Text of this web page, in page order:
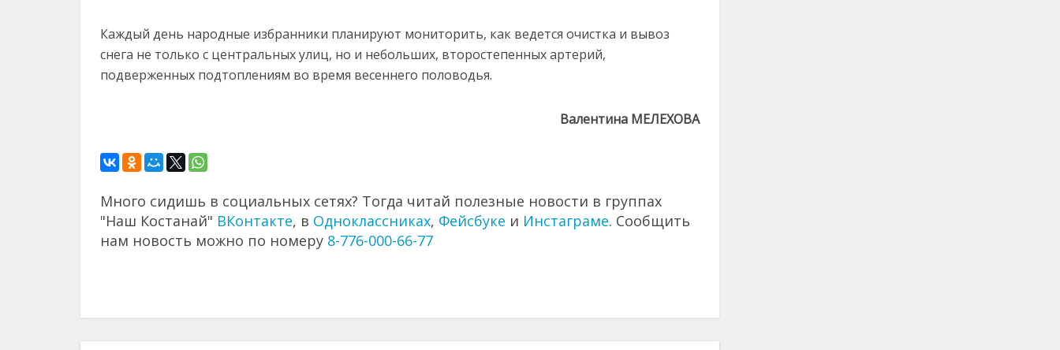
Каждый день народные избранники планируют мониторить, как ведется очистка и вывоз
снега не только с центральных улиц, но и небольших, второстепенных артерий,
подверженных подтоплениям во время весеннего половодья.
Валентина МЕЛЕХОВА
Много сидишь в социальных сетях? Тогда читай полезные новости в группах
"Наш Костанай" ВКонтакте, в Одноклассниках, Фейсбуке и Инстаграме. Сообщить
нам новость можно по номеру 8-776-000-66-77